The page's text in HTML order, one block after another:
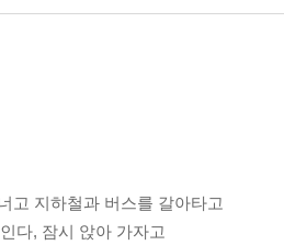
고 지하철과 버스를 갈아타고
다, 잠시 앉아 가자고